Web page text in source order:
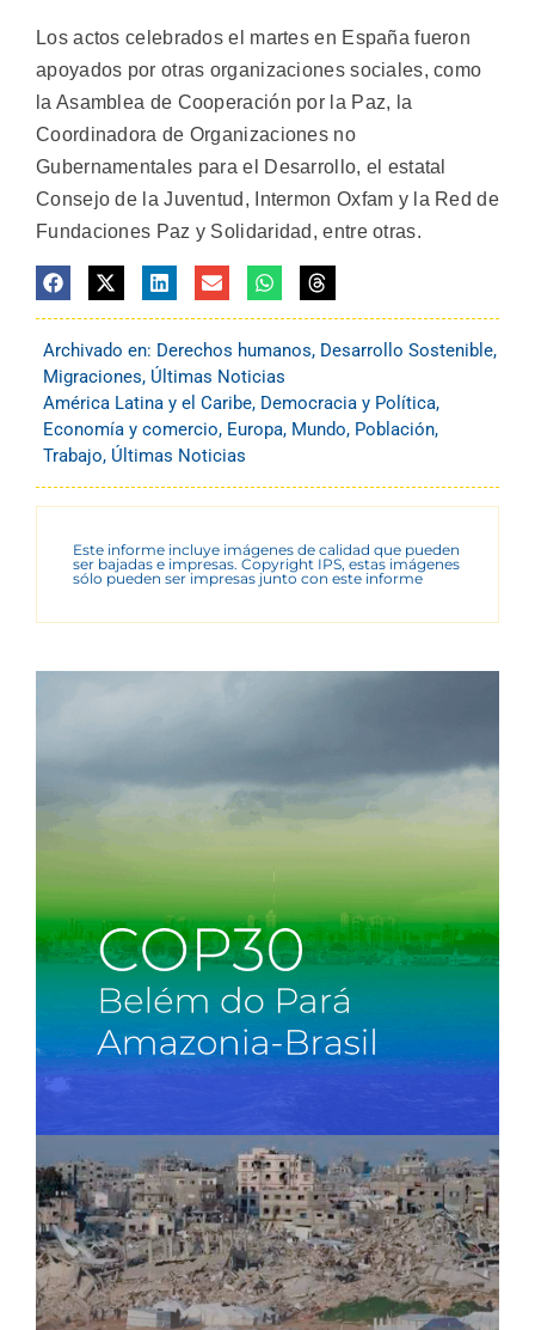
Los actos celebrados el martes en España fueron
apoyados por otras organizaciones sociales, como
la Asamblea de Cooperación por la Paz, la
Coordinadora de Organizaciones no
Gubernamentales para el Desarrollo, el estatal
Consejo de la Juventud, Intermon Oxfam y la Red de
Fundaciones Paz y Solidaridad, entre otras.
Archivado en: Derechos humanos, Desarrollo Sostenible,
Migraciones, Últimas Noticias
América Latina y el Caribe, Democracia y Política,
Economía y comercio, Europa, Mundo, Población,
Trabajo, Últimas Noticias
Este informe incluye imágenes de calidad que pueden
ser bajadas e impresas. Copyright IPS, estas imágenes
sólo pueden ser impresas junto con este informe